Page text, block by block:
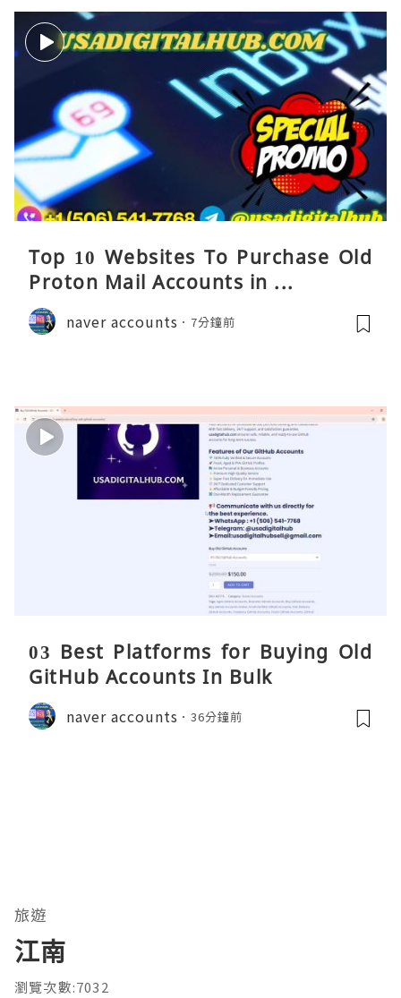
Top 10 Websites To Purchase Old
Proton Mail Accounts in ...
naver accounts 7分鐘前
03 Best Platforms for Buying Old
GitHub Accounts In Bulk
naver accounts 36分鐘前
旅遊
江南
瀏覽次數:7032